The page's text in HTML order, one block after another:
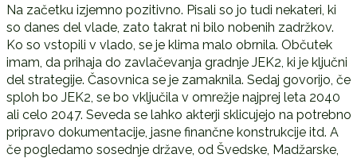
Na začetku izjemno pozitivno. Pisali so jo tudi nekateri, ki
so danes del vlade, zato takrat ni bilo nobenih zadržkov.
Ko so vstopili v vlado, se je klima malo obrnila. Občutek
imam, da prihaja do zavlačevanja gradnje JEK2, ki je ključni
del strategije. Časovnica se je zamaknila. Sedaj govorijo, če
sploh bo JEK2, se bo vključila v omrežje najprej leta 2040
ali celo 2047. Seveda se lahko akterji sklicujejo na potrebno
pripravo dokumentacije, jasne finančne konstrukcije itd. A
če pogledamo sosednje države, od Švedske, Madžarske,